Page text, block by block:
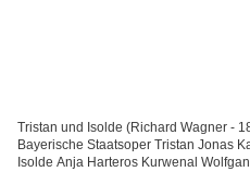
Tristan und Isolde (Richard Wagner -
Bayerische Staatsoper Tristan Jonas
Isolde Anja Harteros Kurwenal